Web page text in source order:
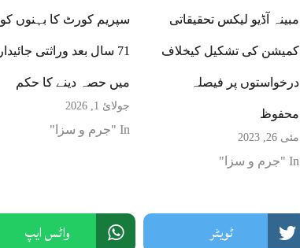
سپریم کورٹ کا بہنوں کو
71 سال بعد وراثتی جائیدار
میں حصہ دینے کا حکم
جولائ 1, 2026
In "جرم و سزا"
مبینہ آڈیو لیکس تحقیقاتی
کمیشن کی تشکیل کیخلاف
درخواستوں پر فیصلہ
محفوظ
مئی 26, 2023
In "جرم و سزا"
ٹویٹر واٹس ایپ